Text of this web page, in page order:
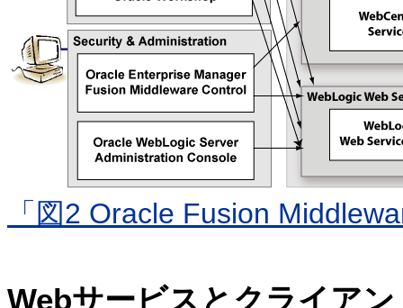
「図2 Oracle Fusion
Webサービスとクライア